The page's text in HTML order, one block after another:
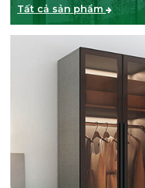
Tất cả sản phẩm